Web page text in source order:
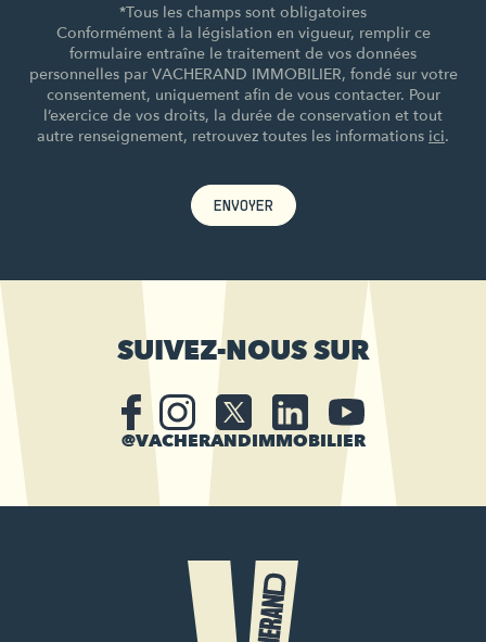
*Tous les champs sont obligatoires
Conformément à la législation en vigueur, remplir ce
formulaire entraîne le traitement de vos données
personnelles par VACHERAND IMMOBILIER, fondé sur votre
consentement, uniquement afin de vous contacter. Pour
l’exercice de vos droits, la durée de conservation et tout
autre renseignement, retrouvez toutes les informations ici.
ENVOYER
SUIVEZ-NOUS SUR
@VACHERANDIMMOBILIER